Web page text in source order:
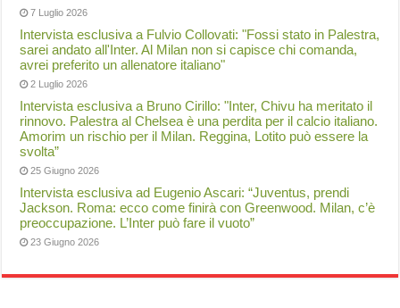
7 Luglio 2026
Intervista esclusiva a Fulvio Collovati: "Fossi stato in Palestra,
sarei andato all'Inter. Al Milan non si capisce chi comanda,
avrei preferito un allenatore italiano"
2 Luglio 2026
Intervista esclusiva a Bruno Cirillo: "Inter, Chivu ha meritato il
rinnovo. Palestra al Chelsea è una perdita per il calcio italiano.
Amorim un rischio per il Milan. Reggina, Lotito può essere la
svolta”
25 Giugno 2026
Intervista esclusiva ad Eugenio Ascari: “Juventus, prendi
Jackson. Roma: ecco come finirà con Greenwood. Milan, c’è
preoccupazione. L’Inter può fare il vuoto”
23 Giugno 2026